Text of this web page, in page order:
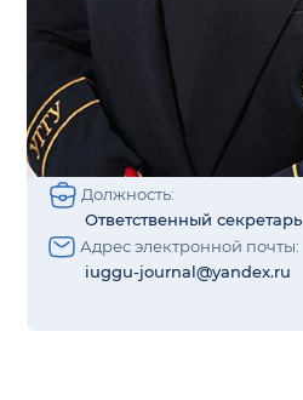
Должность:
Ответственный секретарь
Адрес электронной почты:
iuggu-journal@yandex.ru